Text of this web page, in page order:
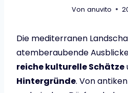
Von anuvito
Die mediterranen
atemberaubende
reiche kulturelle Schätze
Hintergründe. Von